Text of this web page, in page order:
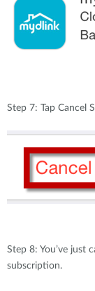
Step 7: Tap Cancel
Step 8: You’ve just
subscription.